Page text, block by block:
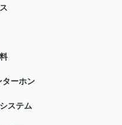
ターホン
ステム